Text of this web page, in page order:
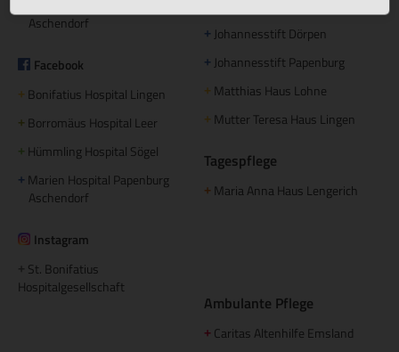
Aschendorf
Facebook
+ Bonifatius Hospital Lingen
+ Borromäus Hospital Leer
+ Hümmling Hospital Sögel
+ Marien Hospital Papenburg
Aschendorf
Instagram
St. Bonifatius
Hospitalgesellschaft
+ Johannesstift Dörpen
+ Johannesstift Papenburg
+ Matthias Haus Lohne
+ Mutter Teresa Haus Lingen
Tagespflege
+ Maria Anna Haus Lengerich
Ambulante Pflege
+ Caritas Altenhilfe Emsland